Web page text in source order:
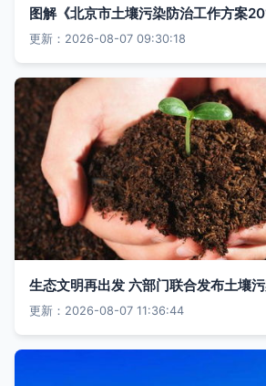
更新：2026-08-07 09:30:18
更新：2026-08-07 11:36:44